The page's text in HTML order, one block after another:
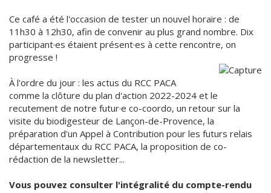
Ce café a été l'occasion de tester un nouvel horaire : de
11h30 à 12h30, afin de convenir au plus grand nombre. Dix
participant·es étaient présent·es à cette rencontre, on
progresse !
À l'ordre du jour : les actus du RCC PACA
comme la clôture du plan d'action 2022-2024 et le
recutement de notre futur·e co-coordo, un retour sur la
visite du biodigesteur de Lançon-de-Provence, la
préparation d'un Appel à Contribution pour les futurs relais
départementaux du RCC PACA, la proposition de co-
rédaction de la newsletter...
Vous pouvez consulter l'intégralité du compte-rendu